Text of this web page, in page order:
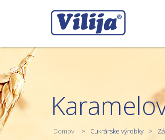
Domov Cukrárske výrobky